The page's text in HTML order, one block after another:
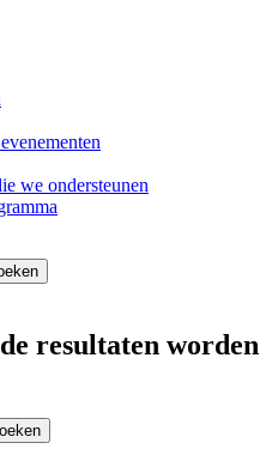
we ondersteunen
resultaten worden